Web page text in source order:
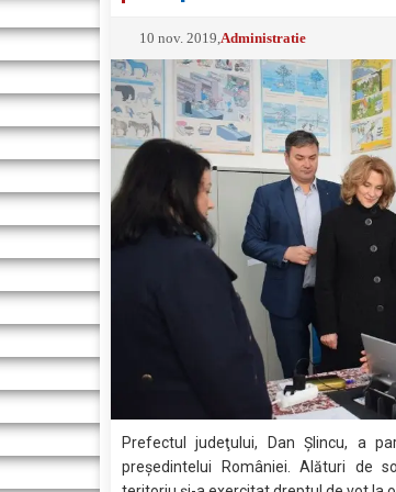
10 nov. 2019 Administratie
Prefectul judeţului, Dan Şlincu, a
preşedintelui României. Alături de